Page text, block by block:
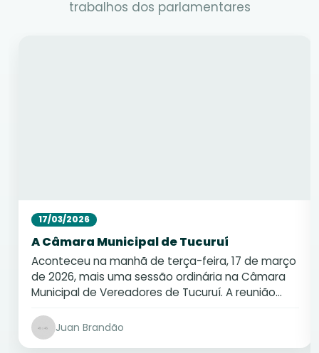
trabalhos dos parlamentares
17/03/2026
A Câmara Municipal de Tucuruí
Aconteceu na manhã de terça-feira, 17 de março
de 2026, mais uma sessão ordinária na Câmara
Municipal de Vereadores de Tucuruí. A reunião
Juan Brandão